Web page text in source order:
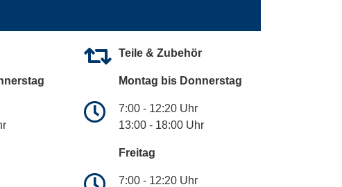
Teile & Zubehör
Montag bis Donnerstag
7:00 - 12:20 Uhr
13:00 - 18:00 Uhr
Freitag
7:00 - 12:20 Uhr